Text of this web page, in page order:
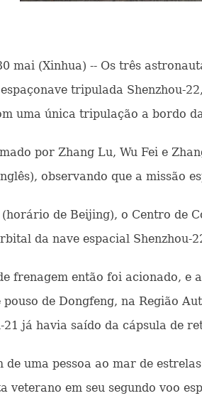
mai (Xinhua) -- Os três
tripulada Shenzhou-
uma única tripulação a bordo
por Zhang Lu, Wu Fei e
observando que a missão
(horário de Beijing), o Centro de
da nave espacial Shenzhou-
frenagem então foi acionado, e
pouso de Dongfeng, na Região
21 já havia saído da cápsula de
de uma pessoa ao mar de
veterano em seu segundo voo